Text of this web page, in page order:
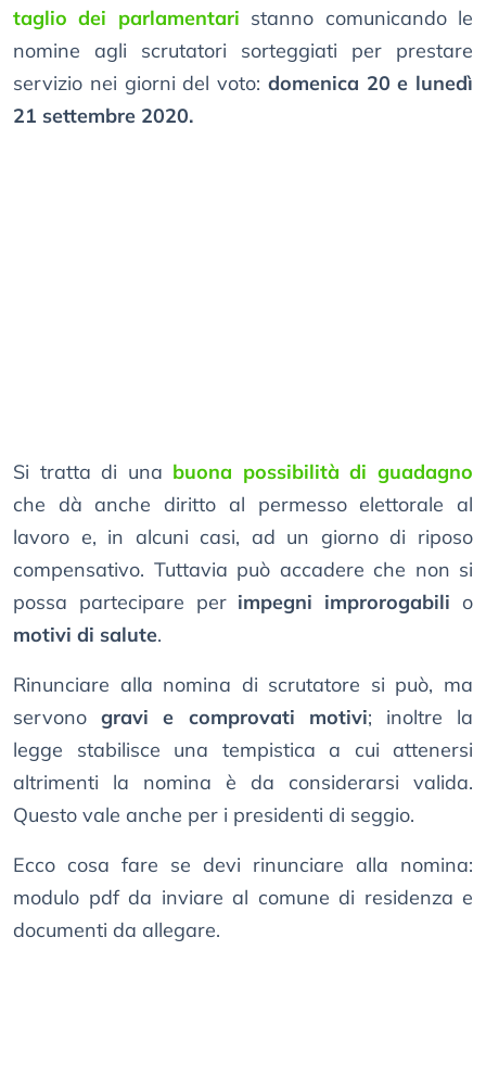
taglio dei parlamentari stanno comunicando le
nomine agli scrutatori sorteggiati per prestare
servizio nei giorni del voto: domenica 20 e lunedì
21 settembre 2020.
Si tratta di una buona possibilità di guadagno
che dà anche diritto al permesso elettorale al
lavoro e, in alcuni casi, ad un giorno di riposo
compensativo. Tuttavia può accadere che non si
possa partecipare perimpegni improrogabili o
motivi di salute.
Rinunciare alla nomina di scrutatore si può, ma
servonogravi e comprovati motivi; inoltre la
legge stabilisce una tempistica a cui attenersi
altrimenti la nomina è da considerarsi valida.
Questo vale anche per i presidenti di seggio.
Ecco cosa fare se devi rinunciare alla nomina:
modulo pdf da inviare al comune di residenza e
documenti da allegare.